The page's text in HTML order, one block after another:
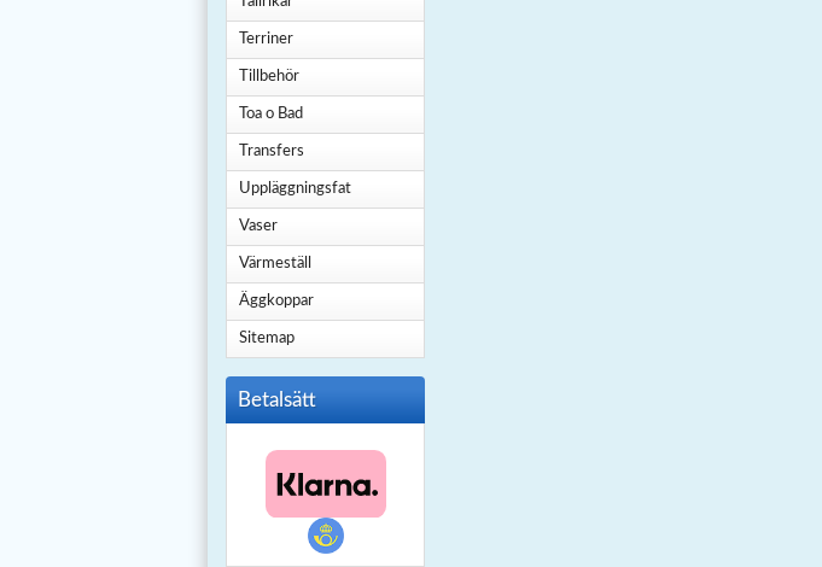
Terriner
Tillbehör
Toa o Bad
Transfers
Uppläggningsfat
Vaser
Värmeställ
Äggkoppar
Sitemap
Betalsätt